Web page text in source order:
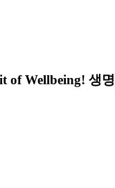
of Wellbeing! 생